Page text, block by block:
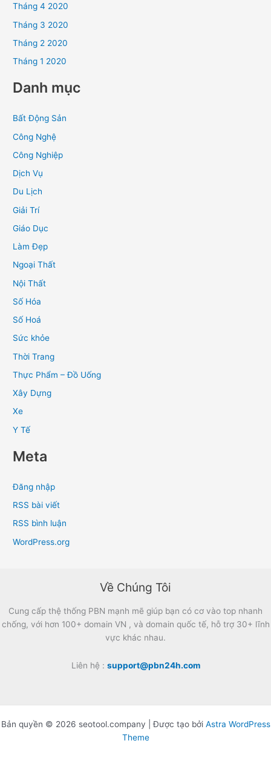
Tháng 4 2020
Tháng 3 2020
Tháng 2 2020
Tháng 1 2020
Danh mục
Bất Động Sản
Công Nghệ
Công Nghiệp
Dịch Vụ
Du Lịch
Giải Trí
Giáo Dục
Làm Đẹp
Ngoại Thất
Nội Thất
Số Hóa
Số Hoá
Sức khỏe
Thời Trang
Thực Phẩm – Đồ Uống
Xây Dựng
Xe
Y Tế
Meta
Đăng nhập
RSS bài viết
RSS bình luận
WordPress.org
Về Chúng Tôi
Cung cấp thệ thống PBN mạnh mẽ giúp bạn có cơ vào top nhanh
chống, với hơn 100+ domain VN , và domain quốc tế, hỗ trợ 30+ lĩnh
vực khác nhau.
Liên hệ : support@pbn24h.com
Bản quyền © 2026 seotool.company | Được tạo bởi Astra WordPress
Theme